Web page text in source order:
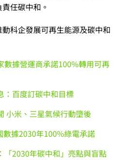
任碳中和。
科企發展可再生能源及碳中和
數據營運商承諾100%轉用可再
：百度訂碳中和目標
小米、三星氣候行動墮後
數據2030年100%綠電承諾
「2030年碳中和」亮點與盲點